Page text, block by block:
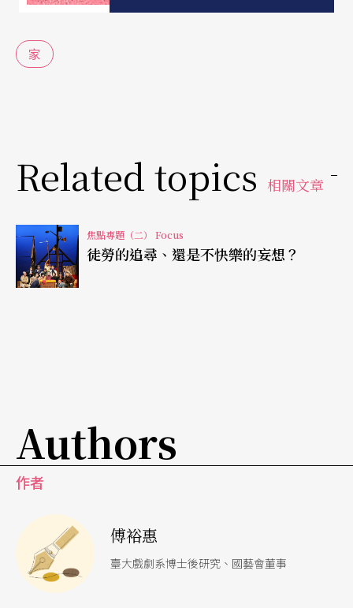
須離開；劇終時，卻如電視荒謬喜劇的情節，臨走
忘記了生病的老僕人——而先前還聲稱自己如何擔
心他老人家。這位僅僅穿著白色背心跟短上衣的八
像沒有好好活過一天似的」
（註1）
頭砍伐櫻桃樹的回響，掩蓋了老僕人如琴弦斷裂的
壞，對照勞動底層的情懷。對於某些硬底子劇作家
來說，微妙曖昧的琴弦斷裂，可以被當作是輪船進
在紀蔚然完成「家庭三部曲」之前，關於「家」的
聲音就已經試圖透過《無可奉告》具體又虛無地表
現。每一次發生地震，這沒有姓名的一家人就被迫
裂，真相和永恆也理性地與傳統認知切割，包括所
謂人的生存意義與關係。關於「家」的聲音被噤聲
家
Related topics 相關文章
焦點專題（二） Focus
徒勞的追尋、還是不快樂的妄想？
Authors
作者
傅裕惠
臺大戲劇系博士後研究、國藝會董事